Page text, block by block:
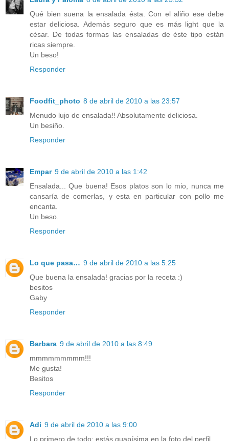
Qué bien suena la ensalada ésta. Con el aliño ese debe
estar deliciosa. Además seguro que es más light que la
césar. De todas formas las ensaladas de éste tipo están
ricas siempre.
Un beso!
Responder
Foodfit_photo 8 de abril de 2010 a las 23:57
Menudo lujo de ensalada!! Absolutamente deliciosa.
Un besiño.
Responder
Empar 9 de abril de 2010 a las 1:42
Ensalada... Que buena! Esos platos son lo mio, nunca me
cansaría de comerlas, y esta en particular con pollo me
encanta.
Un beso.
Responder
Lo que pasa… 9 de abril de 2010 a las 5:25
Que buena la ensalada! gracias por la receta :)
besitos
Gaby
Responder
Barbara 9 de abril de 2010 a las 8:49
mmmmmmmmm!!!
Me gusta!
Besitos
Responder
Adi 9 de abril de 2010 a las 9:00
Lo primero de todo: estás guapísima en la foto del perfil...